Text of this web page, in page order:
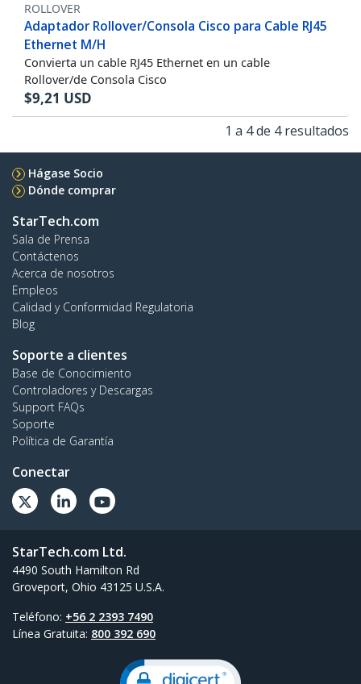
ROLLOVER
Adaptador Rollover/Consola Cisco para Cable RJ45
Ethernet M/H
Convierta un cable RJ45 Ethernet en un cable
Rollover/de Consola Cisco
$9,21 USD
1 a 4 de 4 resultados
Hágase Socio
Dónde comprar
StarTech.com
Sala de Prensa
Contáctenos
Acerca de nosotros
Empleos
Calidad y Conformidad Regulatoria
Blog
Soporte a clientes
Base de Conocimiento
Controladores y Descargas
Support FAQs
Soporte
Política de Garantía
Conectar
StarTech.com Ltd.
4490 South Hamilton Rd
Groveport, Ohio 43125 U.S.A.
Teléfono: +56 2 2393 7490
Línea Gratuita: 800 392 690